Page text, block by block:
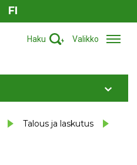
FI
Haku Valikko
Talous ja laskutus